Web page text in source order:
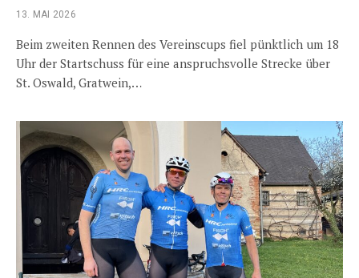
13. MAI 2026
Beim zweiten Rennen des Vereinscups fiel pünktlich um 18
Uhr der Startschuss für eine anspruchsvolle Strecke über
St. Oswald, Gratwein,…